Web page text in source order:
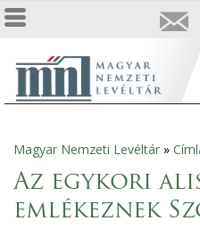
Jelenlegi
hely
Magyar Nemzeti Levéltár »
Az egykori
emlékeznek